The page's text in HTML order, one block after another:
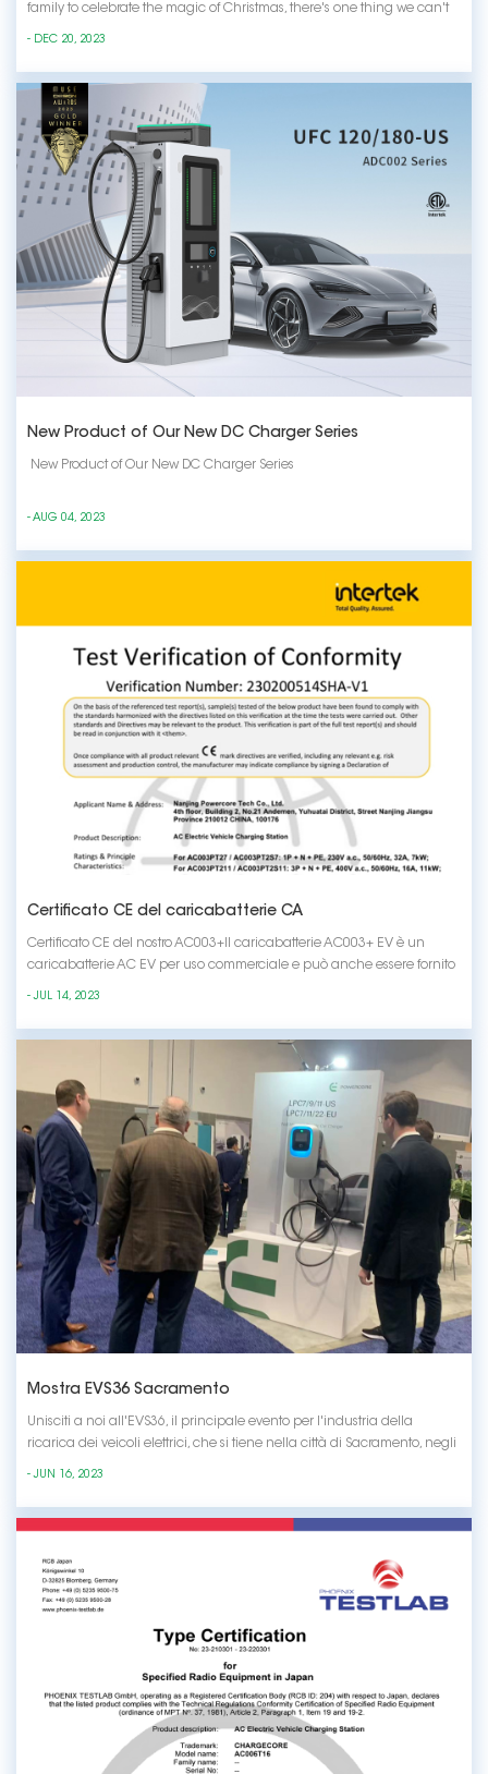
family to celebrate the magic of Christmas, there's one thing we can't
edge charg...
- DEC 20, 2023
New Product of Our New DC Charger Series
New Product of Our New DC Charger Series
- AUG 04, 2023
Certificato CE del caricabatterie CA
Certificato CE del nostro AC003+Il caricabatterie AC003+ EV è un
caricabatterie AC EV per uso commerciale e può anche essere fornito
design della macchina è sempli...
- JUL 14, 2023
Mostra EVS36 Sacramento
Unisciti a noi all'EVS36, il principale evento per l'industria della
ricarica dei veicoli elettrici, che si tiene nella città di Sacramento, negli
appassionato di far avanzare il f...
- JUN 16, 2023